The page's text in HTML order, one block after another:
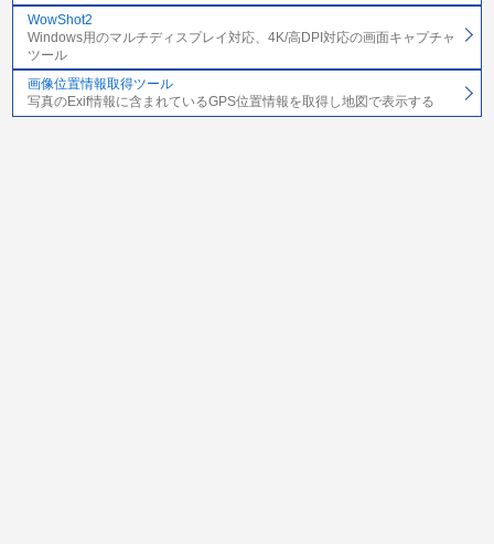
WowShot2
Windows用のマルチディスプレイ対応、4K/高DPI対応の画面キャプチャ
ツール
画像位置情報取得ツール
写真のExif情報に含まれているGPS位置情報を取得し地図で表示する